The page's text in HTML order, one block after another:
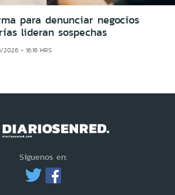
para denunciar negocios
lideran sospechas
- 16:16 HRS
Síguenos en: